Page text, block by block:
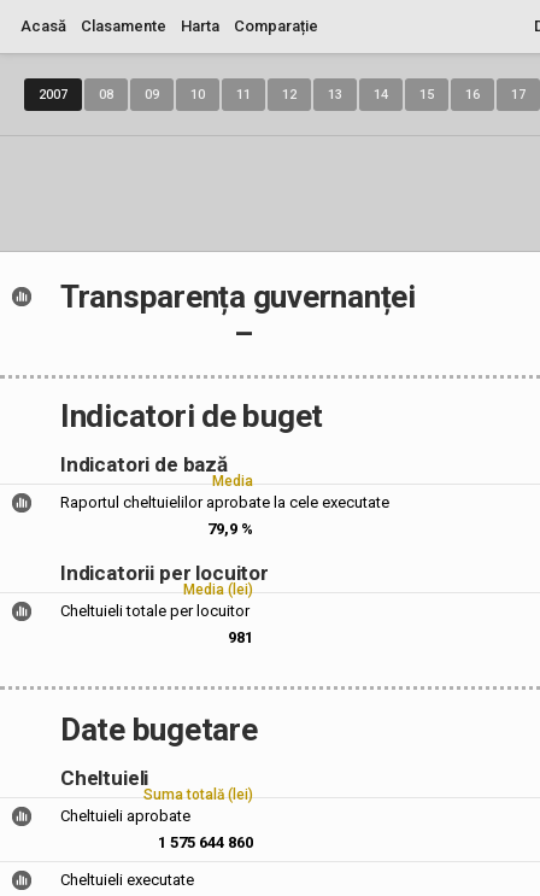
Acasă Clasamente Harta Comparație
2007 08 09 10 11 12 13 14 15 16 17
Transparența guvernanței
–
Indicatori de buget
Indicatori de bază
Media
Raportul cheltuielilor aprobate la cele executate
79,9 %
Indicatorii per locuitor
Media (lei)
Cheltuieli totale per locuitor
981
Date bugetare
Cheltuieli
Suma totală (lei)
Cheltuieli aprobate
1 575 644 860
Cheltuieli executate